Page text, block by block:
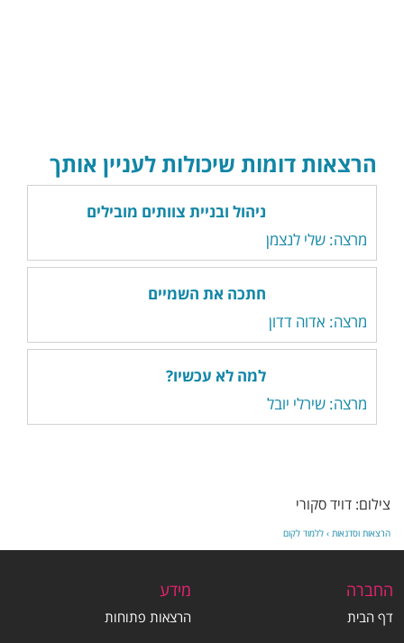
הרצאות דומות שיכולות לעניין אותך
ניהול ובניית צוותים מובילים
מרצה: שלי לנצמן
חתכה את השמיים
מרצה: אדוה דדון
למה לא עכשיו?
מרצה: שירלי יובל
צילום: דויד סקורי
הרצאות וסדנאות › ללמוד לקום
החברה
דף הבית
מידע
הרצאות פתוחות